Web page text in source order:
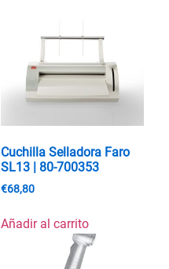
Cuchilla Selladora Faro
SL13 | 80-700353
€68,80
Añadir al carrito